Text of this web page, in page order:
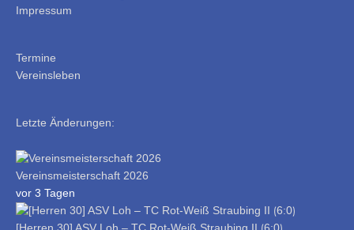
Impressum
Termine
Vereinsleben
Letzte Änderungen:
Vereinsmeisterschaft 2026
vor 3 Tagen